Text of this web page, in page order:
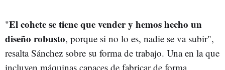
"El cohete se tiene que vender y hemos hecho un
diseño robusto, porque si no lo es, nadie se va subir",
resalta Sánchez sobre su forma de trabajo. Una en la que
incluyen máquinas capaces de fabricar de forma